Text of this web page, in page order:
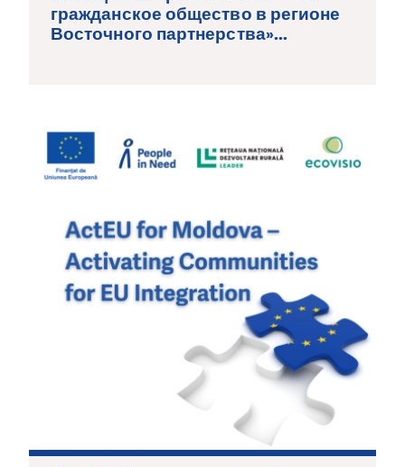
гражданское общество в регионе
Восточного партнерства»...